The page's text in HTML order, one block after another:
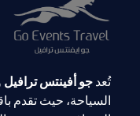
تُعدجو أفينتس ترافيل
السياحة، حيث تقدم